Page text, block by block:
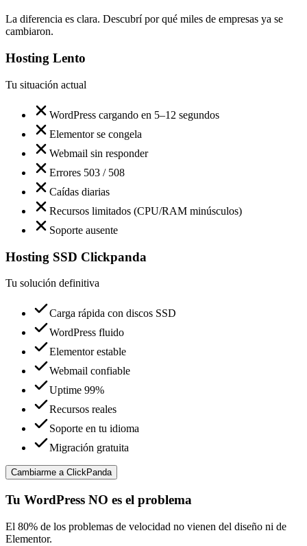
La diferencia es clara. Descubrí por qué miles de empresas ya se
cambiaron.
Hosting Lento
Tu situación actual
WordPress cargando en 5–12 segundos
Elementor se congela
Webmail sin responder
Errores 503 / 508
Caídas diarias
Recursos limitados (CPU/RAM minúsculos)
Soporte ausente
Hosting SSD Clickpanda
Tu solución definitiva
Carga rápida con discos SSD
WordPress fluido
Elementor estable
Webmail confiable
Uptime 99%
Recursos reales
Soporte en tu idioma
Migración gratuita
Cambiarme a ClickPanda
Tu WordPress NO es el problema
El 80% de los problemas de velocidad no vienen del diseño ni de
Elementor.